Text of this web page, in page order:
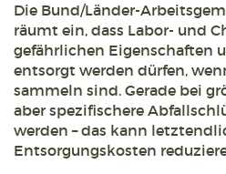
Die Bund/Länder-
räumt ein, dass Labor- und
gefährlichen Eigenschaften
entsorgt werden dürfen,
sammeln sind. Gerade bei
aber spezifischere
werden – das kann
Entsorgungskosten